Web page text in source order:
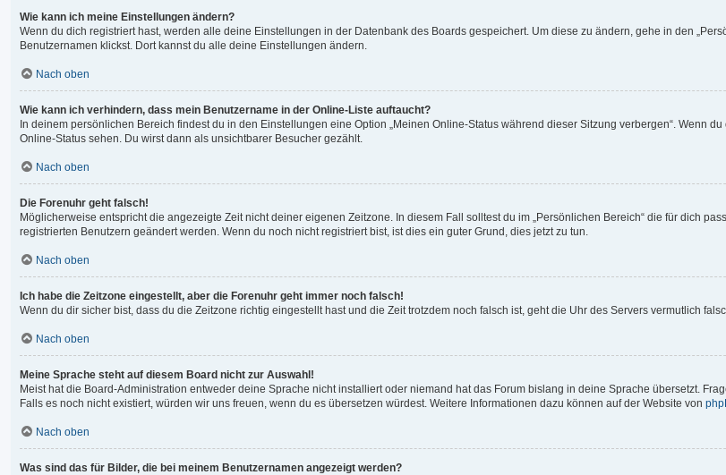
Wie kann ich meine Einstellungen ändern?
Wenn du dich registriert hast, werden alle deine Einstellungen in der Datenbank des Boards gespeichert. Um diese zu ändern, gehe in den
Benutzernamen klickst. Dort kannst du alle deine Einstellungen ändern.
Nach oben
Wie kann ich verhindern, dass mein Benutzername in der Online-Liste auftaucht?
In deinem persönlichen Bereich findest du in den Einstellungen eine Option „Meinen Online-Status während dieser Sitzung verbergen“. Wenn
Online-Status sehen. Du wirst dann als unsichtbarer Besucher gezählt.
Nach oben
Die Forenuhr geht falsch!
Möglicherweise entspricht die angezeigte Zeit nicht deiner eigenen Zeitzone. In diesem Fall solltest du im „Persönlichen Bereich“ die für dich
registrierten Benutzern geändert werden. Wenn du noch nicht registriert bist, ist dies ein guter Grund, dies jetzt zu tun.
Nach oben
Ich habe die Zeitzone eingestellt, aber die Forenuhr geht immer noch falsch!
Wenn du dir sicher bist, dass du die Zeitzone richtig eingestellt hast und die Zeit trotzdem noch falsch ist, geht die Uhr des Servers vermutlich
Nach oben
Meine Sprache steht auf diesem Board nicht zur Auswahl!
Meist hat die Board-Administration entweder deine Sprache nicht installiert oder niemand hat das Forum bislang in deine Sprache übersetzt.
Falls es noch nicht existiert, würden wir uns freuen, wenn du es übersetzen würdest. Weitere Informationen dazu können auf der Website von
Nach oben
Was sind das für Bilder, die bei meinem Benutzernamen angezeigt werden?